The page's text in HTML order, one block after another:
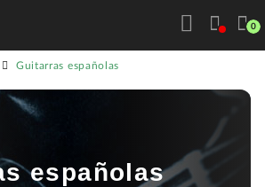
0
Guitarras españolas
españolas